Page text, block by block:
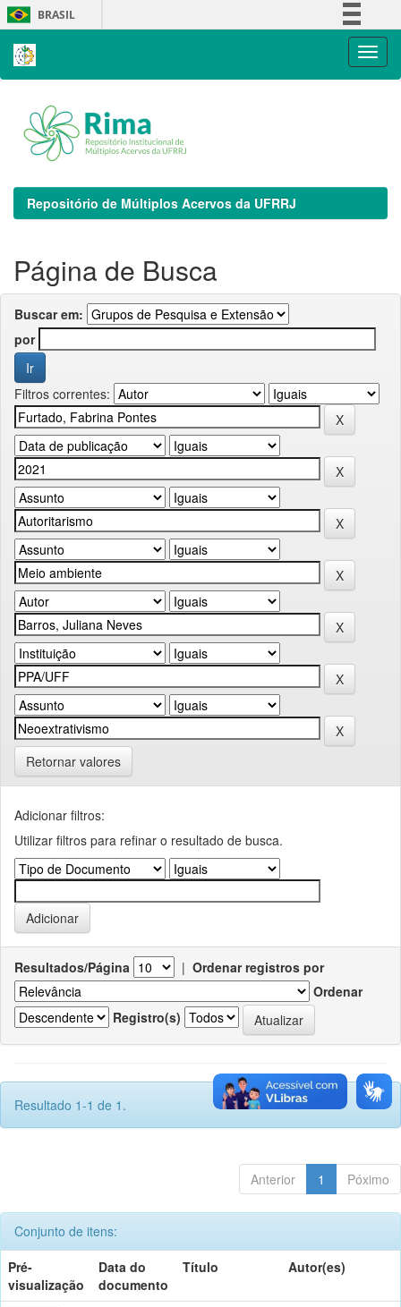
Skip
navigation
BRASIL
Repositório de Múltiplos Acervos da UFRRJ
Página de Busca
Buscar em:
por
Filtros correntes:
Retornar valores
Adicionar filtros:
Utilizar filtros para refinar o resultado de busca.
Resultados/Página | Ordenar registros por
Ordenar
Registro(s)
Resultado 1-1 de 1.
Anterior 1 Póximo
Conjunto de itens:
Pré-
visualização
Data do
documento
Título Autor(es)